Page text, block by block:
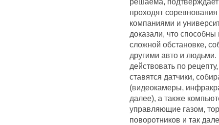
проходят
компаниями и
доказали, что
сложной обстановке,
другими авто и
действовать по
ставятся датчики,
(видеокамеры,
далее), а также
управляющие газом,
поворотников и так